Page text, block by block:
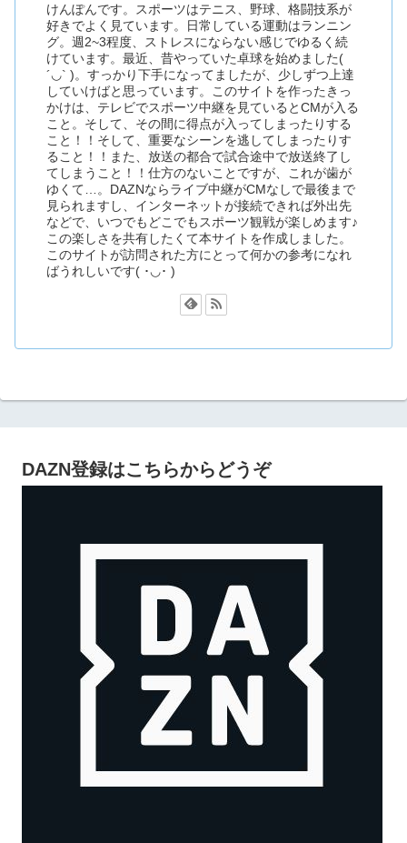
けんぽんです。スポーツはテニス、野球、格闘技系が
好きでよく見ています。日常している運動はランニン
グ。週2~3程度、ストレスにならない感じでゆるく続
けています。最近、昔やっていた卓球を始めました(
´◡` )。すっかり下手になってましたが、少しずつ上達
していけばと思っています。このサイトを作ったきっ
かけは、テレビでスポーツ中継を見ているとCMが入る
こと。そして、その間に得点が入ってしまったりする
こと！！そして、重要なシーンを逃してしまったりす
ること！！また、放送の都合で試合途中で放送終了し
てしまうこと！！仕方のないことですが、これが歯が
ゆくて…。DAZNならライブ中継がCMなしで最後まで
見られますし、インターネットが接続できれば外出先
などで、いつでもどこでもスポーツ観戦が楽しめます♪
この楽しさを共有したくて本サイトを作成しました。
このサイトが訪問された方にとって何かの参考になれ
ばうれしいです( ･◡･ )
DAZN登録はこちらからどうぞ